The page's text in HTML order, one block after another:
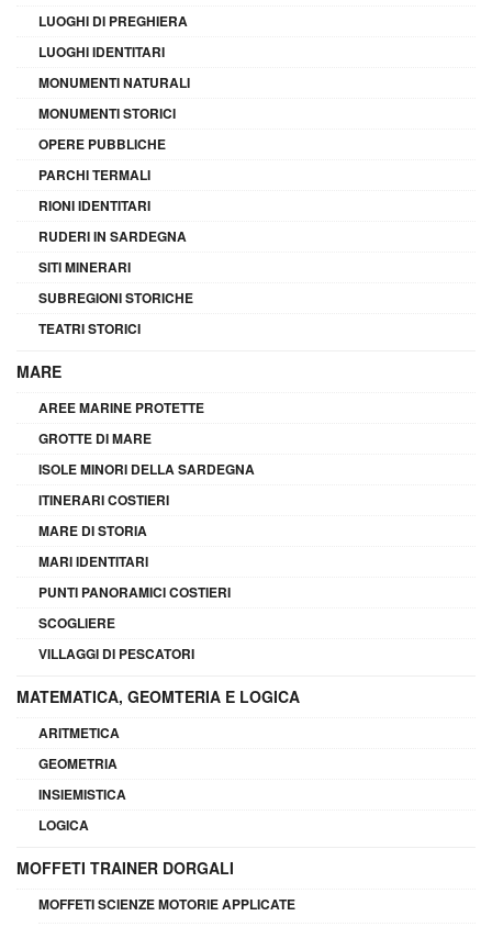
LUOGHI DI PREGHIERA
LUOGHI IDENTITARI
MONUMENTI NATURALI
MONUMENTI STORICI
OPERE PUBBLICHE
PARCHI TERMALI
RIONI IDENTITARI
RUDERI IN SARDEGNA
SITI MINERARI
SUBREGIONI STORICHE
TEATRI STORICI
MARE
AREE MARINE PROTETTE
GROTTE DI MARE
ISOLE MINORI DELLA SARDEGNA
ITINERARI COSTIERI
MARE DI STORIA
MARI IDENTITARI
PUNTI PANORAMICI COSTIERI
SCOGLIERE
VILLAGGI DI PESCATORI
MATEMATICA, GEOMTERIA E LOGICA
ARITMETICA
GEOMETRIA
INSIEMISTICA
LOGICA
MOFFETI TRAINER DORGALI
MOFFETI SCIENZE MOTORIE APPLICATE